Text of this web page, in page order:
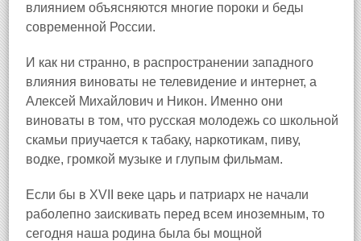
влиянием объясняются многие пороки и беды
современной России.
И как ни странно, в распространении западного
влияния виноваты не телевидение и интернет, а
Алексей Михайлович и Никон. Именно они
виноваты в том, что русская молодежь со школьной
скамьи приучается к табаку, наркотикам, пиву,
водке, громкой музыке и глупым фильмам.
Если бы в XVII веке царь и патриарх не начали
раболепно заискивать перед всем иноземным, то
сегодня наша родина была бы мощной